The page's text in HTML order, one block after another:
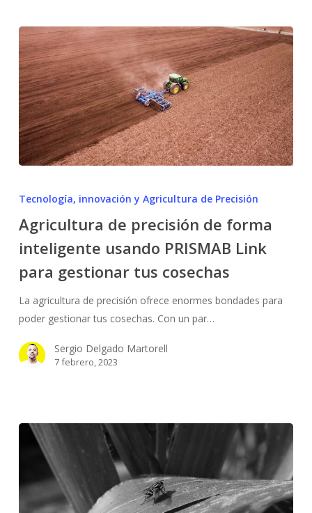
de
forma
usando
PRISMAB
Link
gestionar
Tecnología, innovación y Agricultura de Precisión
Agricultura de precisión de forma
inteligente usando PRISMAB Link
para gestionar tus cosechas
La agricultura de precisión ofrece enormes bondades para
poder gestionar tus cosechas. Con un par…
Sergio Delgado Martorell
7 febrero, 2023